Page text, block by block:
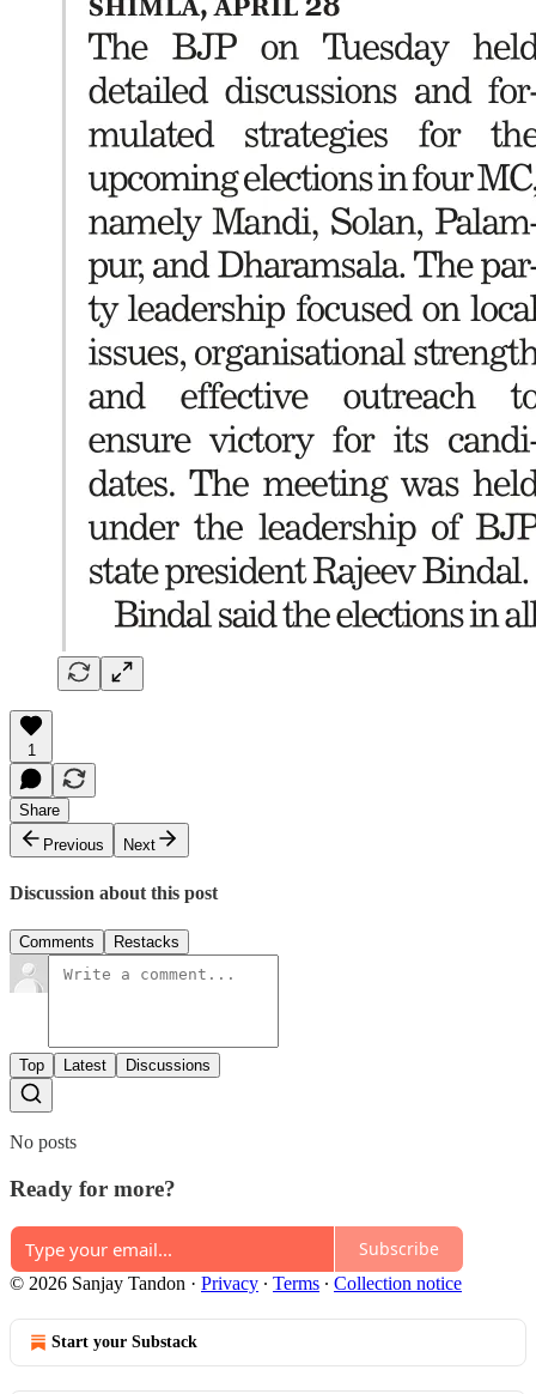
1
Share
Previous
Next
Discussion about this post
Comments Restacks
Top Latest Discussions
No posts
Ready for more?
Subscribe
© 2026 Sanjay Tandon · Privacy ∙ Terms ∙ Collection notice
Start your Substack